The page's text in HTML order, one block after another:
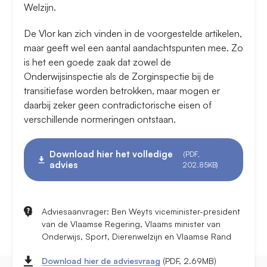
Welzijn.
De Vlor kan zich vinden in de voorgestelde artikelen,
maar geeft wel een aantal aandachtspunten mee. Zo
is het een goede zaak dat zowel de
Onderwijsinspectie als de Zorginspectie bij de
transitiefase worden betrokken, maar mogen er
daarbij zeker geen contradictorische eisen of
verschillende normeringen ontstaan.
Download hier het volledige
advies
(PDF,
202.85KB)
Adviesaanvrager: Ben Weyts viceminister-president
van de Vlaamse Regering, Vlaams minister van
Onderwijs, Sport, Dierenwelzijn en Vlaamse Rand
Download hier de adviesvraag (PDF, 2.69MB)